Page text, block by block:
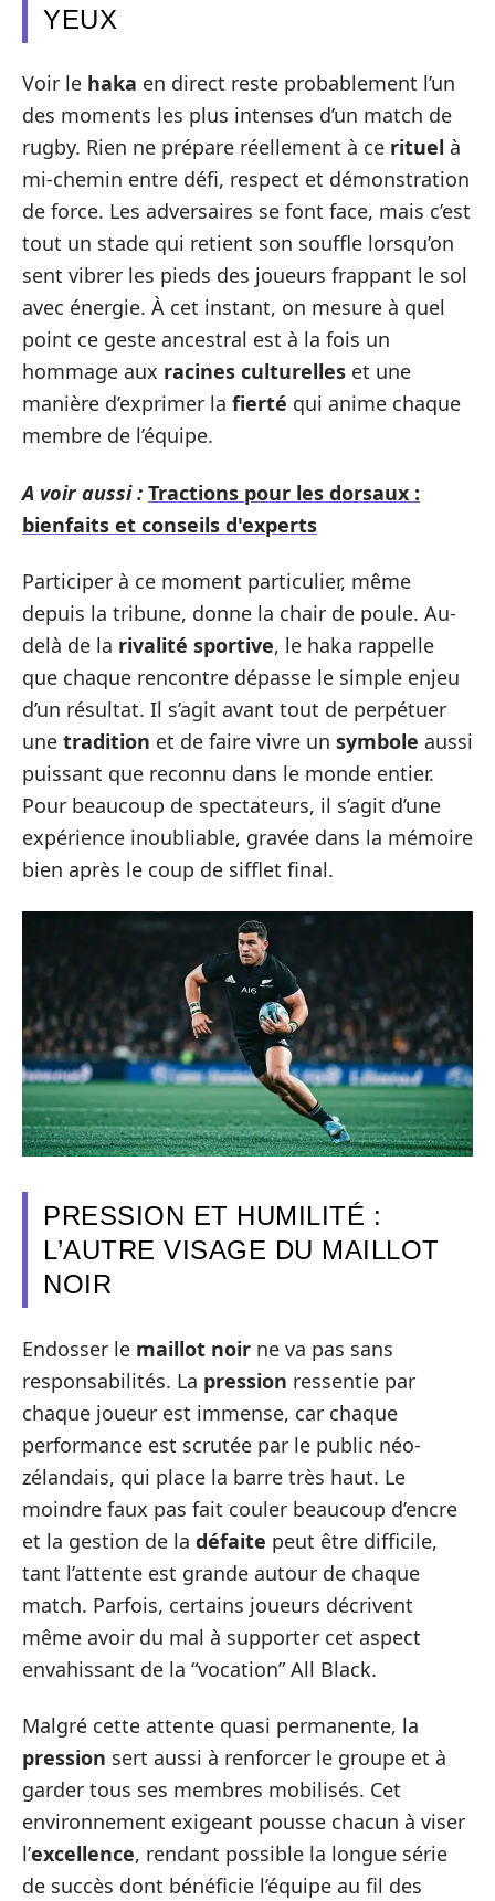
YEUX
Voir le haka en direct reste probablement l’un
des moments les plus intenses d’un match de
rugby. Rien ne prépare réellement à ce rituel à
mi-chemin entre défi, respect et démonstration
de force. Les adversaires se font face, mais c’est
tout un stade qui retient son souffle lorsqu’on
sent vibrer les pieds des joueurs frappant le sol
avec énergie. À cet instant, on mesure à quel
point ce geste ancestral est à la fois un
hommage aux racines culturelles et une
manière d’exprimer la fierté qui anime chaque
membre de l’équipe.
A voir aussi : Tractions pour les dorsaux :
bienfaits et conseils d'experts
Participer à ce moment particulier, même
depuis la tribune, donne la chair de poule. Au-
delà de la rivalité sportive, le haka rappelle
que chaque rencontre dépasse le simple enjeu
d’un résultat. Il s’agit avant tout de perpétuer
une tradition et de faire vivre un symbole aussi
puissant que reconnu dans le monde entier.
Pour beaucoup de spectateurs, il s’agit d’une
expérience inoubliable, gravée dans la mémoire
bien après le coup de sifflet final.
PRESSION ET HUMILITÉ :
L’AUTRE VISAGE DU MAILLOT
NOIR
Endosser le maillot noir ne va pas sans
responsabilités. La pression ressentie par
chaque joueur est immense, car chaque
performance est scrutée par le public néo-
zélandais, qui place la barre très haut. Le
moindre faux pas fait couler beaucoup d’encre
et la gestion de la défaite peut être difficile,
tant l’attente est grande autour de chaque
match. Parfois, certains joueurs décrivent
même avoir du mal à supporter cet aspect
envahissant de la “vocation” All Black.
Malgré cette attente quasi permanente, la
pression sert aussi à renforcer le groupe et à
garder tous ses membres mobilisés. Cet
environnement exigeant pousse chacun à viser
l’excellence, rendant possible la longue série
de succès dont bénéficie l’équipe au fil des